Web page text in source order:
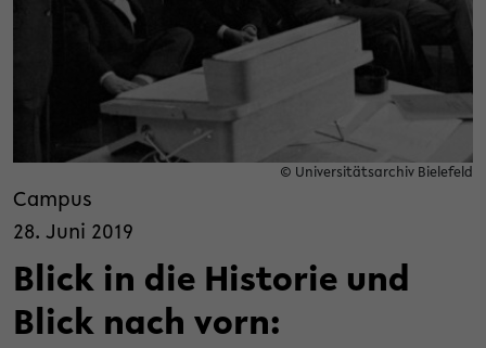
© Universitätsarchiv Bielefeld
Campus
28. Juni 2019
Blick in die Historie und
Blick nach vorn: